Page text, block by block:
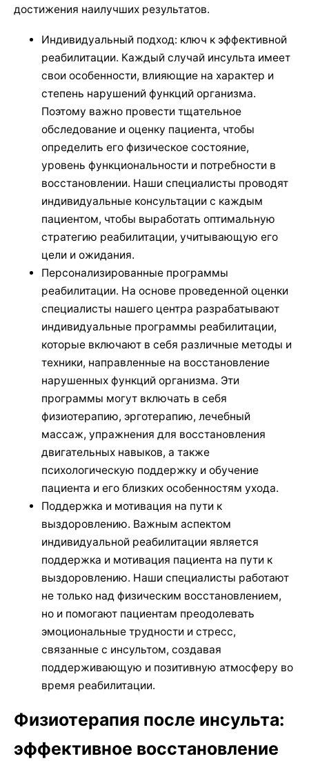
достижения наилучших результатов.
Индивидуальный подход: ключ к эффективной
реабилитации. Каждый случай инсульта имеет
свои особенности, влияющие на характер и
степень нарушений функций организма.
Поэтому важно провести тщательное
обследование и оценку пациента, чтобы
определить его физическое состояние,
уровень функциональности и потребности в
восстановлении. Наши специалисты проводят
индивидуальные консультации с каждым
пациентом, чтобы выработать оптимальную
стратегию реабилитации, учитывающую его
цели и ожидания.
Персонализированные программы
реабилитации. На основе проведенной оценки
специалисты нашего центра разрабатывают
индивидуальные программы реабилитации,
которые включают в себя различные методы и
техники, направленные на восстановление
нарушенных функций организма. Эти
программы могут включать в себя
физиотерапию, эрготерапию, лечебный
массаж, упражнения для восстановления
двигательных навыков, а также
психологическую поддержку и обучение
пациента и его близких особенностям ухода.
Поддержка и мотивация на пути к
выздоровлению. Важным аспектом
индивидуальной реабилитации является
поддержка и мотивация пациента на пути к
выздоровлению. Наши специалисты работают
не только над физическим восстановлением,
но и помогают пациентам преодолевать
эмоциональные трудности и стресс,
связанные с инсультом, создавая
поддерживающую и позитивную атмосферу во
время реабилитации.
Физиотерапия после инсульта:
эффективное восстановление